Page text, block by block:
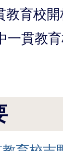
育校
一貫教